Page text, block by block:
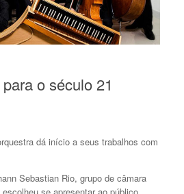
o século 21
dá início a seus trabalhos com
Sebastian Rio, grupo de câmara